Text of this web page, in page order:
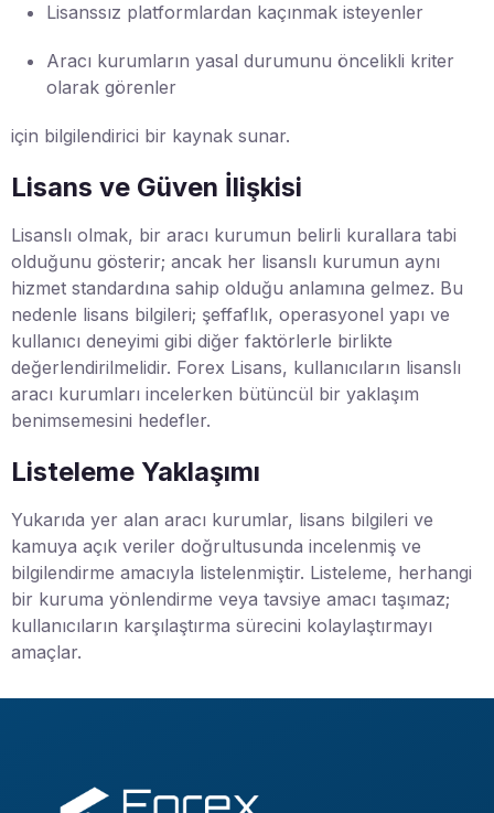
Lisanssız platformlardan kaçınmak isteyenler
Aracı kurumların yasal durumunu öncelikli kriter
olarak görenler
için bilgilendirici bir kaynak sunar.
Lisans ve Güven İlişkisi
Lisanslı olmak, bir aracı kurumun belirli kurallara tabi
olduğunu gösterir; ancak her lisanslı kurumun aynı
hizmet standardına sahip olduğu anlamına gelmez. Bu
nedenle lisans bilgileri; şeffaflık, operasyonel yapı ve
kullanıcı deneyimi gibi diğer faktörlerle birlikte
değerlendirilmelidir. Forex Lisans, kullanıcıların lisanslı
aracı kurumları incelerken bütüncül bir yaklaşım
benimsemesini hedefler.
Listeleme Yaklaşımı
Yukarıda yer alan aracı kurumlar, lisans bilgileri ve
kamuya açık veriler doğrultusunda incelenmiş ve
bilgilendirme amacıyla listelenmiştir. Listeleme, herhangi
bir kuruma yönlendirme veya tavsiye amacı taşımaz;
kullanıcıların karşılaştırma sürecini kolaylaştırmayı
amaçlar.